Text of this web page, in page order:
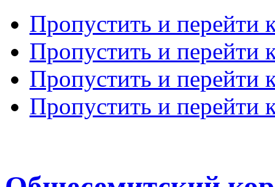
Пропустить и перейти
Пропустить и перейти
Пропустить и перейти
Пропустить и перейти